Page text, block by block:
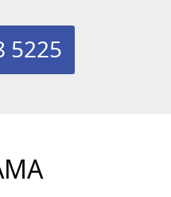
5225